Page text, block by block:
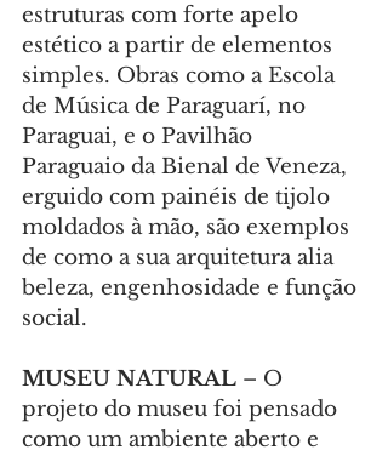
estruturas com forte apelo
estético a partir de elementos
simples. Obras como a Escola
de Música de Paraguarí, no
Paraguai, e o Pavilhão
Paraguaio da Bienal de Veneza,
erguido com painéis de tijolo
moldados à mão, são exemplos
de como a sua arquitetura alia
beleza, engenhosidade e função
social.
MUSEU NATURAL – O
projeto do museu foi pensado
como um ambiente aberto e